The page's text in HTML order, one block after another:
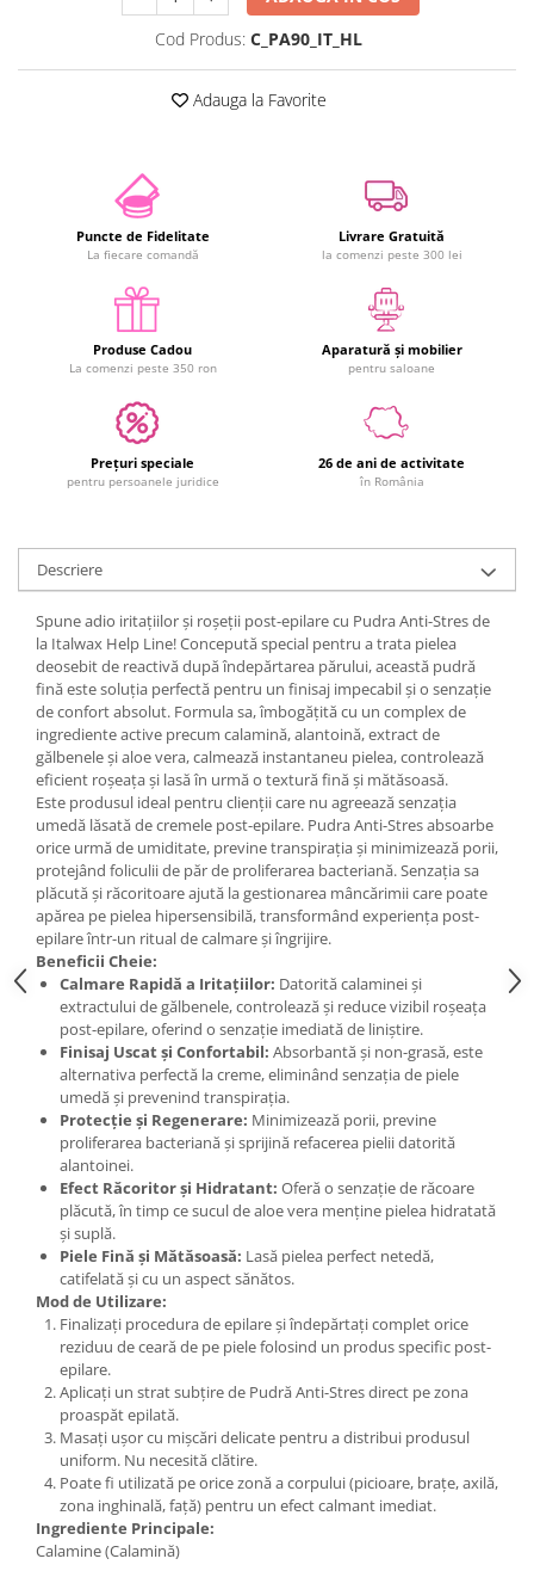
Cod Produs: C_PA90_IT_HL
Adauga la Favorite
Puncte de Fidelitate
La fiecare comandă
Livrare Gratuită
la comenzi peste 300 lei
Produse Cadou
La comenzi peste 350 ron
Aparatură și mobilier
pentru saloane
Prețuri speciale
pentru persoanele juridice
26 de ani de activitate
în România
Descriere
Spune adio iritațiilor și roșeții post-epilare cu Pudra Anti-Stres de
la Italwax Help Line! Concepută special pentru a trata pielea
deosebit de reactivă după îndepărtarea părului, această pudră
fină este soluția perfectă pentru un finisaj impecabil și o senzație
de confort absolut. Formula sa, îmbogățită cu un complex de
ingrediente active precum calamină, alantoină, extract de
gălbenele și aloe vera, calmează instantaneu pielea, controlează
eficient roșeața și lasă în urmă o textură fină și mătăsoasă.
Este produsul ideal pentru clienții care nu agreează senzația
umedă lăsată de cremele post-epilare. Pudra Anti-Stres absoarbe
orice urmă de umiditate, previne transpirația și minimizează porii,
protejând foliculii de păr de proliferarea bacteriană. Senzația sa
plăcută și răcoritoare ajută la gestionarea mâncărimii care poate
apărea pe pielea hipersensibilă, transformând experiența post-
epilare într-un ritual de calmare și îngrijire.
Beneficii Cheie:
Calmare Rapidă a Iritațiilor: Datorită calaminei și
extractului de gălbenele, controlează și reduce vizibil roșeața
post-epilare, oferind o senzație imediată de liniștire.
Finisaj Uscat și Confortabil: Absorbantă și non-grasă, este
alternativa perfectă la creme, eliminând senzația de piele
umedă și prevenind transpirația.
Protecție și Regenerare: Minimizează porii, previne
proliferarea bacteriană și sprijină refacerea pielii datorită
alantoinei.
Efect Răcoritor și Hidratant: Oferă o senzație de răcoare
plăcută, în timp ce sucul de aloe vera menține pielea hidratată
și suplă.
Piele Fină și Mătăsoasă: Lasă pielea perfect netedă,
catifelată și cu un aspect sănătos.
Mod de Utilizare:
Finalizați procedura de epilare și îndepărtați complet orice
reziduu de ceară de pe piele folosind un produs specific post-
epilare.
Aplicați un strat subțire de Pudră Anti-Stres direct pe zona
proaspăt epilată.
Masați ușor cu mișcări delicate pentru a distribui produsul
uniform. Nu necesită clătire.
Poate fi utilizată pe orice zonă a corpului (picioare, brațe, axilă,
zona inghinală, față) pentru un efect calmant imediat.
Ingrediente Principale:
Calamine (Calamină)